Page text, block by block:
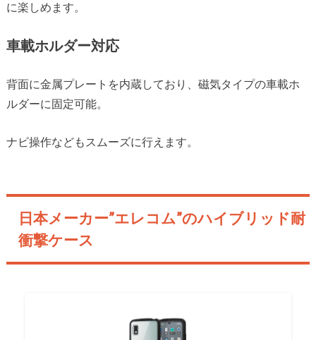
に楽しめます。
車載ホルダー対応
背面に金属プレートを内蔵しており、磁気タイプの車載ホ
ルダーに固定可能。
ナビ操作などもスムーズに行えます。
日本メーカー”エレコム”のハイブリッド耐
衝撃ケース